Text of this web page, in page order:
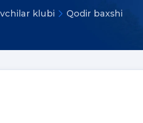
klubi Qodir baxshi